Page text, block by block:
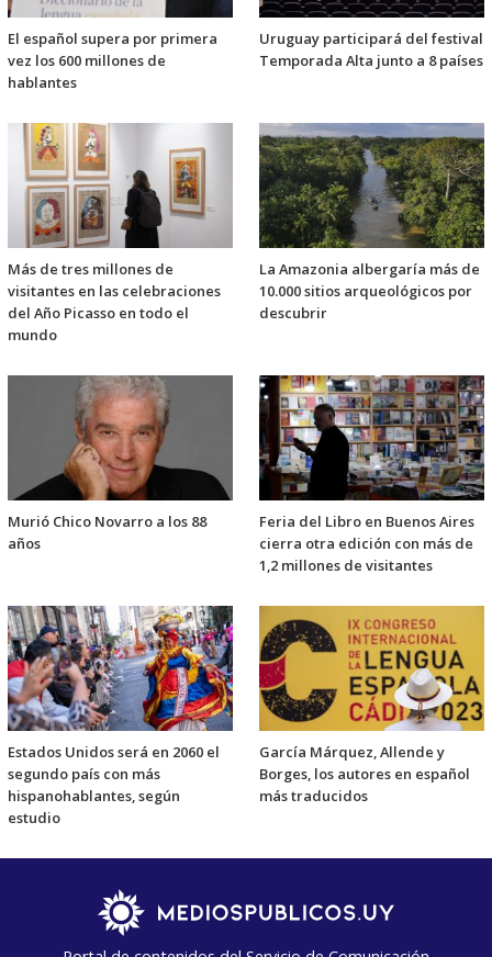
El español supera por primera
vez los 600 millones de
hablantes
Uruguay participará del festival
Temporada Alta junto a 8 países
Más de tres millones de
visitantes en las celebraciones
del Año Picasso en todo el
mundo
La Amazonia albergaría más de
10.000 sitios arqueológicos por
descubrir
Murió Chico Novarro a los 88
años
Feria del Libro en Buenos Aires
cierra otra edición con más de
1,2 millones de visitantes
Estados Unidos será en 2060 el
segundo país con más
hispanohablantes, según
estudio
García Márquez, Allende y
Borges, los autores en español
más traducidos